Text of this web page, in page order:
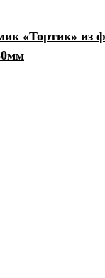
«Тортик» из